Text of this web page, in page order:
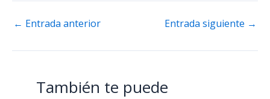
← Entrada anterior Entrada siguiente →
También te puede